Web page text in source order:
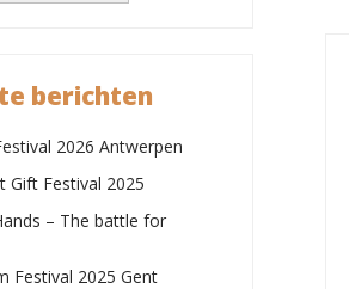
berichten
2026 Antwerpen
Gift Festival 2025
– The battle for
Festival 2025 Gent